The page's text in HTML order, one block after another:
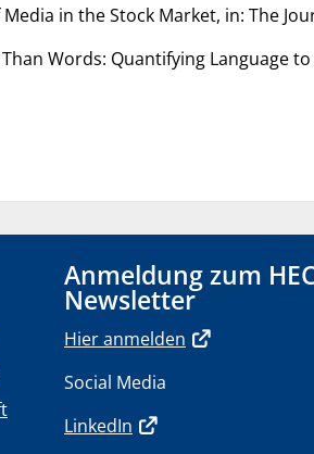
in the Stock Market, in: The
Words: Quantifying Language
Anmeldung zum
Newsletter
Hier anmelden
Social Media
LinkedIn